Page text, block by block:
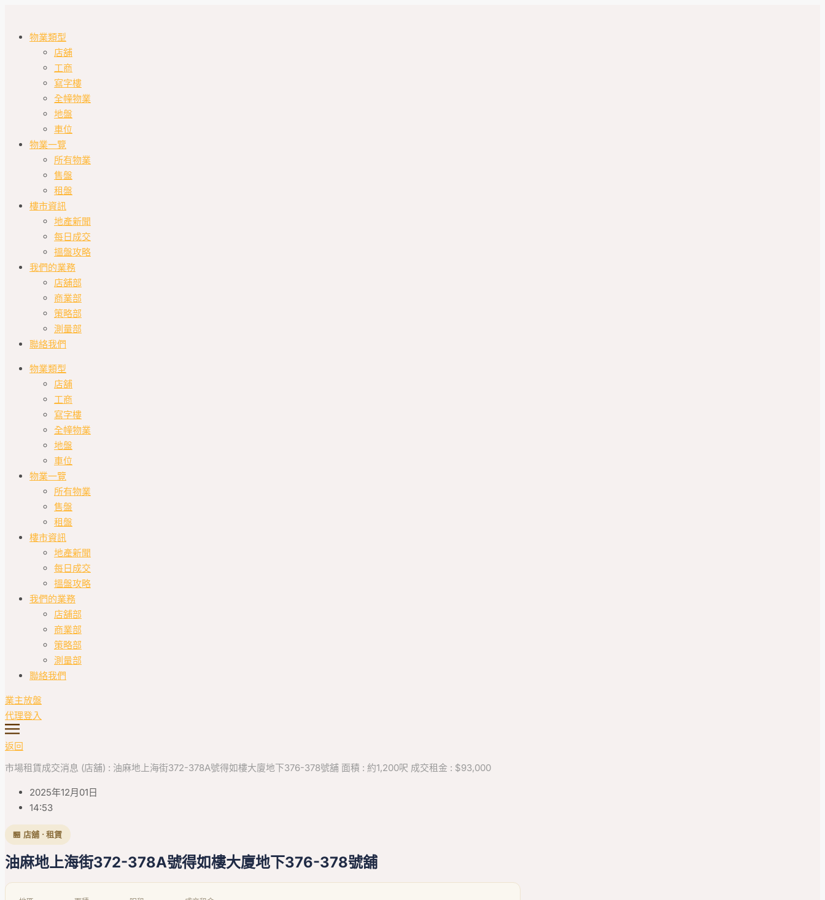
物業類型
店舖
工商
寫字樓
全幢物業
地盤
車位
物業一覽
所有物業
售盤
租盤
樓市資訊
地產新聞
每日成交
搵盤攻略
我們的業務
店舖部
商業部
策略部
測量部
聯絡我們
物業類型
店舖
工商
寫字樓
全幢物業
地盤
車位
物業一覽
所有物業
售盤
租盤
樓市資訊
地產新聞
每日成交
搵盤攻略
我們的業務
店舖部
商業部
策略部
測量部
聯絡我們
業主放盤
代理登入
返回
市場租賃成交消息 (店舖) : 油麻地上海街372-378A號得如樓大廈地下376-378號舖 面積 : 約1,200呎 成交租金 : $93,000
2025年12月01日
14:53
🏪 店舖 · 租賃
油麻地上海街372-378A號得如樓大廈地下376-378號舖